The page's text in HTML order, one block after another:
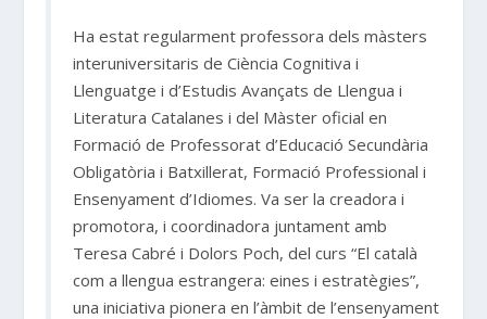
Ha estat regularment professora dels màsters
interuniversitaris de Ciència Cognitiva i
Llenguatge i d’Estudis Avançats de Llengua i
Literatura Catalanes i del Màster oficial en
Formació de Professorat d’Educació Secundària
Obligatòria i Batxillerat, Formació Professional i
Ensenyament d’Idiomes. Va ser la creadora i
promotora, i coordinadora juntament amb
Teresa Cabré i Dolors Poch, del curs “El català
com a llengua estrangera: eines i estratègies”,
una iniciativa pionera en l’àmbit de l’ensenyament